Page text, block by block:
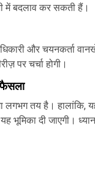
में बदलाव कर सकती हैं।
और चयनकर्ता
पर चर्चा होगी।
फैसला
लगभग तय है।
भूमिका दी जाएगी।